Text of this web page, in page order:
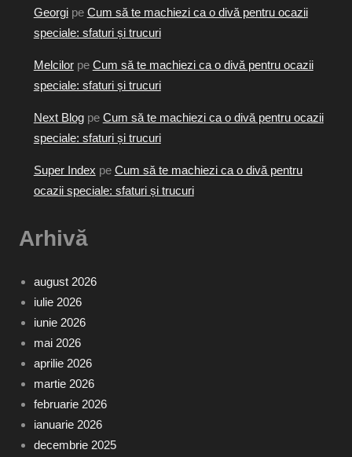
Georgipe Cum să te machiezi ca o divă pentru ocazii
speciale: sfaturi și trucuri
Melcilorpe Cum să te machiezi ca o divă pentru ocazii
speciale: sfaturi și trucuri
Next Blogpe Cum să te machiezi ca o divă pentru ocazii
speciale: sfaturi și trucuri
Super Index pe Cum să te machiezi ca o divă pentru
ocazii speciale: sfaturi și trucuri
Arhivă
august 2026
iulie 2026
iunie 2026
mai 2026
aprilie 2026
martie 2026
februarie 2026
ianuarie 2026
decembrie 2025